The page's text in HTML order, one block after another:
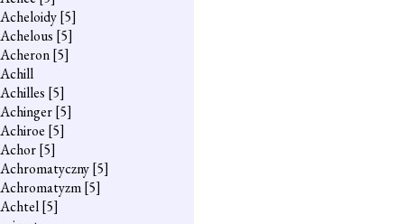
Acheloidy[5]
Achelous [5]
Acheron[5]
Achill
Achilles [5]
Achinger[5]
Achiroe [5]
Achor[5]
Achromatyczny[5]
Achromatyzm[5]
Achtel[5]